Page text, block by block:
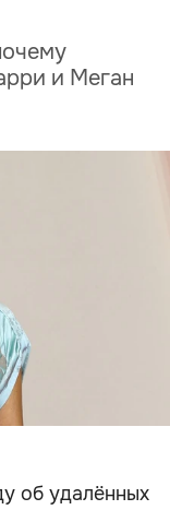
и Меган
об удалённых